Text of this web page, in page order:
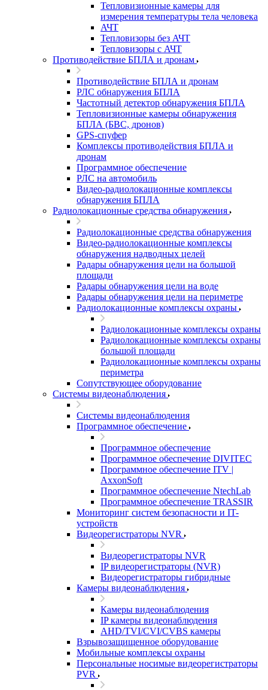
Тепловизионные камеры для
измерения температуры тела человека
АЧТ
Тепловизоры без АЧТ
Тепловизоры с АЧТ
Противодействие БПЛА и дронам
Противодействие БПЛА и дронам
РЛС обнаружения БПЛА
Частотный детектор обнаружения БПЛА
Тепловизионные камеры обнаружения
БПЛА (БВС, дронов)
GPS-спуфер
Комплексы противодействия БПЛА и
дронам
Программное обеспечение
РЛС на автомобиль
Видео-радиолокационные комплексы
обнаружения БПЛА
Радиолокационные средства обнаружения
Радиолокационные средства обнаружения
Видео-радиолокационные комплексы
обнаружения надводных целей
Радары обнаружения цели на большой
площади
Радары обнаружения цели на воде
Радары обнаружения цели на периметре
Радиолокационные комплексы охраны
Радиолокационные комплексы охраны
Радиолокационные комплексы охраны
большой площади
Радиолокационные комплексы охраны
периметра
Сопутствующее оборудование
Системы видеонаблюдения
Системы видеонаблюдения
Программное обеспечение
Программное обеспечение
Программное обеспечение DIVITEC
Программное обеспечение ITV |
AxxonSoft
Программное обеспечение NtechLab
Программное обеспечение TRASSIR
Мониторинг систем безопасности и IT-
устройств
Видеорегистраторы NVR
Видеорегистраторы NVR
IP видеорегистраторы (NVR)
Видеорегистраторы гибридные
Камеры видеонаблюдения
Камеры видеонаблюдения
IP камеры видеонаблюдения
AHD/TVI/CVI/CVBS камеры
Взрывозащищенное оборудование
Мобильные комплексы охраны
Персональные носимые видеорегистраторы
PVR